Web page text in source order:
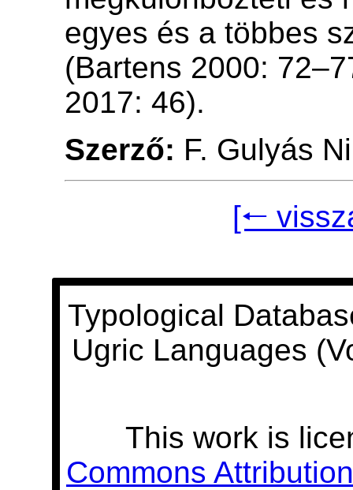
egyes és a többes
(Bartens 2000:
2017: 46).
Szerző: F. Gulyás
[🠐
Typological
Ugric Languages
This work is
Commons